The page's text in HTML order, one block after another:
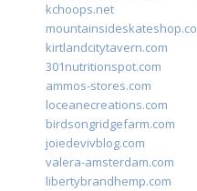
kchoops.net
kirtlandcitytavern.com
301nutritionspot.com
ammos-stores.com
loceanecreations.com
birdsongridgefarm.com
joiedevivblog.com
valera-amsterdam.com
libertybrandhemp.com